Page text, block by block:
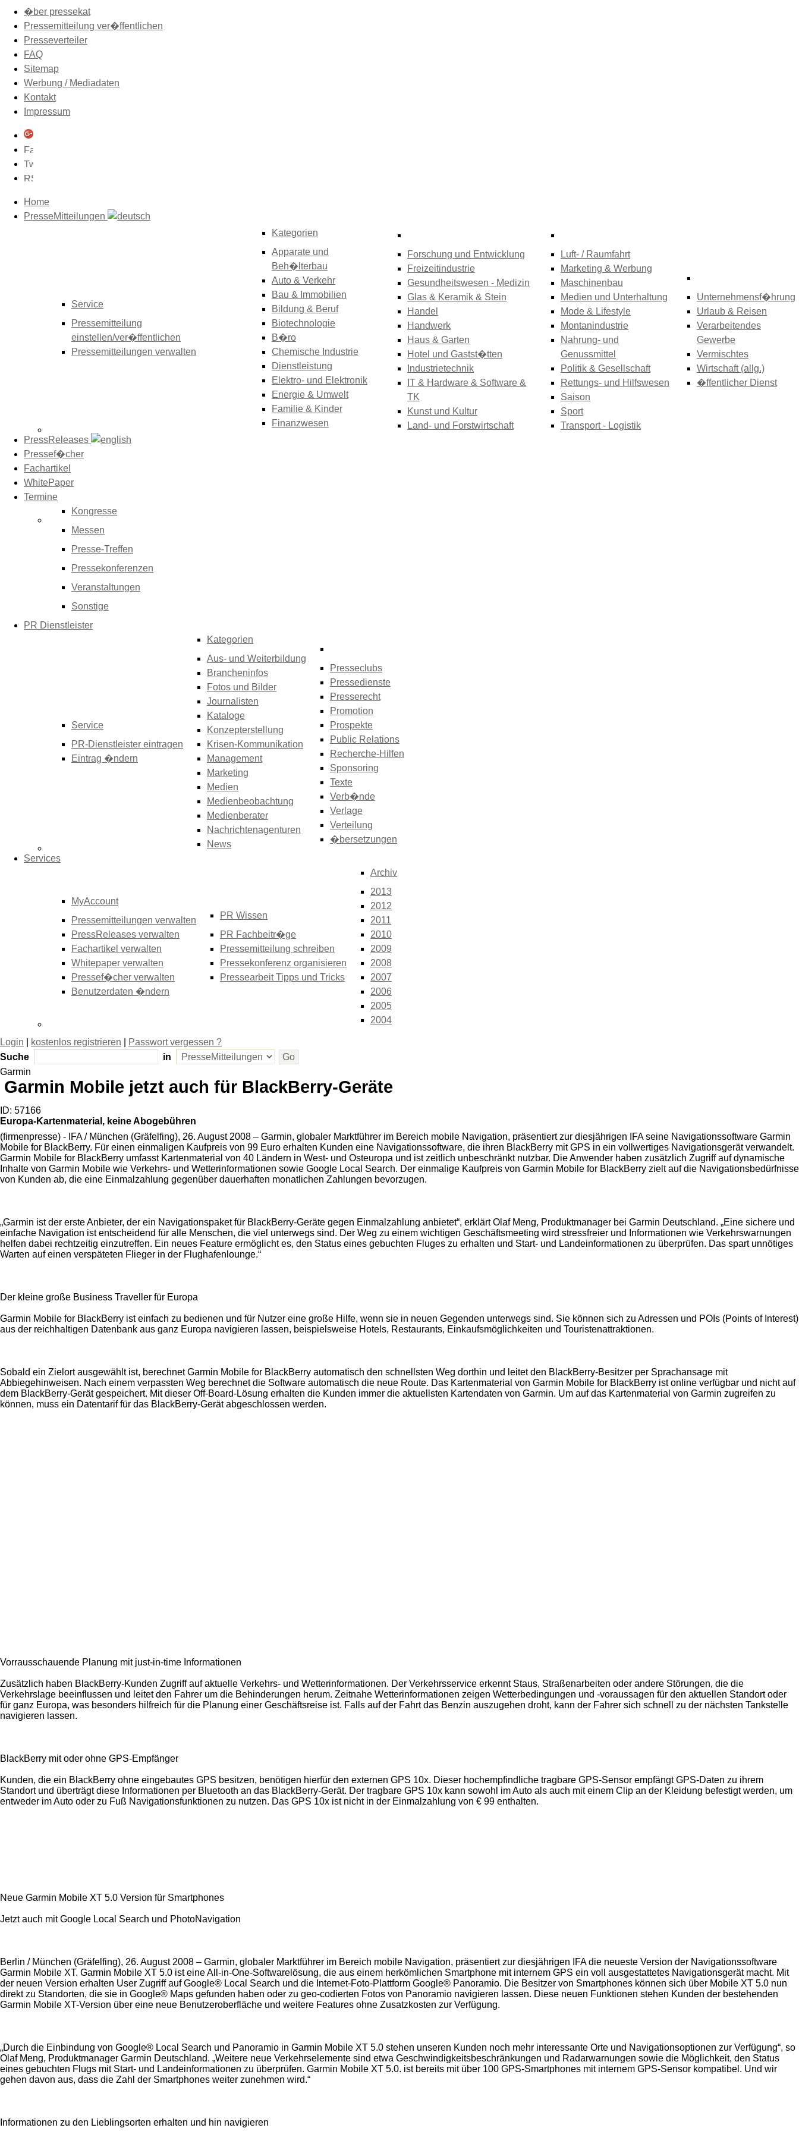
�ber pressekat
Pressemitteilung ver�ffentlichen
Presseverteiler
FAQ
Sitemap
Werbung / Mediadaten
Kontakt
Impressum
Home
PresseMitteilungen
Service
Pressemitteilung
einstellen/ver�ffentlichen
Pressemitteilungen verwalten
Kategorien
Apparate und
Beh�lterbau
Auto & Verkehr
Bau & Immobilien
Bildung & Beruf
Biotechnologie
B�ro
Chemische Industrie
Dienstleistung
Elektro- und Elektronik
Energie & Umwelt
Familie & Kinder
Finanzwesen
Forschung und Entwicklung
Freizeitindustrie
Gesundheitswesen - Medizin
Glas & Keramik & Stein
Handel
Handwerk
Haus & Garten
Hotel und Gastst�tten
Industrietechnik
IT & Hardware & Software &
TK
Kunst und Kultur
Land- und Forstwirtschaft
Luft- / Raumfahrt
Marketing & Werbung
Maschinenbau
Medien und Unterhaltung
Mode & Lifestyle
Montanindustrie
Nahrung- und
Genussmittel
Politik & Gesellschaft
Rettungs- und Hilfswesen
Saison
Sport
Transport - Logistik
Unternehmensf�hrung
Urlaub & Reisen
Verarbeitendes
Gewerbe
Vermischtes
Wirtschaft (allg.)
�ffentlicher Dienst
PressReleases
Pressef�cher
Fachartikel
WhitePaper
Termine
Kongresse
Messen
Presse-Treffen
Pressekonferenzen
Veranstaltungen
Sonstige
PR Dienstleister
Service
PR-Dienstleister eintragen
Eintrag �ndern
Kategorien
Aus- und Weiterbildung
Brancheninfos
Fotos und Bilder
Journalisten
Kataloge
Konzepterstellung
Krisen-Kommunikation
Management
Marketing
Medien
Medienbeobachtung
Medienberater
Nachrichtenagenturen
News
Presseclubs
Pressedienste
Presserecht
Promotion
Prospekte
Public Relations
Recherche-Hilfen
Sponsoring
Texte
Verb�nde
Verlage
Verteilung
�bersetzungen
Services
MyAccount
Pressemitteilungen verwalten
PressReleases verwalten
Fachartikel verwalten
Whitepaper verwalten
Pressef�cher verwalten
Benutzerdaten �ndern
PR Wissen
PR Fachbeitr�ge
Pressemitteilung schreiben
Pressekonferenz organisieren
Pressearbeit Tipps und Tricks
Archiv
2013
2012
2011
2010
2009
2008
2007
2006
2005
2004
Login kostenlos registrieren
Passwort vergessen ?
Suche
in
Garmin
Garmin Mobile jetzt auch für BlackBerry-Geräte
ID: 57166
Europa-Kartenmaterial, keine Abogebühren
(firmenpresse) - IFA / München (Gräfelfing), 26. August 2008 – Garmin, globaler Marktführer im Bereich mobile Navigation, präsentiert zur diesjährigen IFA seine Navigationssoftware Garmin
Mobile for BlackBerry. Für einen einmaligen Kaufpreis von 99 Euro erhalten Kunden eine Navigationssoftware, die ihren BlackBerry mit GPS in ein vollwertiges Navigationsgerät verwandelt.
Garmin Mobile for BlackBerry umfasst Kartenmaterial von 40 Ländern in West- und Osteuropa und ist zeitlich unbeschränkt nutzbar. Die Anwender haben zusätzlich Zugriff auf dynamische
Inhalte von Garmin Mobile wie Verkehrs- und Wetterinformationen sowie Google Local Search. Der einmalige Kaufpreis von Garmin Mobile for BlackBerry zielt auf die Navigationsbedürfnisse
von Kunden ab, die eine Einmalzahlung gegenüber dauerhaften monatlichen Zahlungen bevorzugen.
„Garmin ist der erste Anbieter, der ein Navigationspaket für BlackBerry-Geräte gegen Einmalzahlung anbietet“, erklärt Olaf Meng, Produktmanager bei Garmin Deutschland. „Eine sichere und
einfache Navigation ist entscheidend für alle Menschen, die viel unterwegs sind. Der Weg zu einem wichtigen Geschäftsmeeting wird stressfreier und Informationen wie Verkehrswarnungen
helfen dabei rechtzeitig einzutreffen. Ein neues Feature ermöglicht es, den Status eines gebuchten Fluges zu erhalten und Start- und Landeinformationen zu überprüfen. Das spart unnötiges
Warten auf einen verspäteten Flieger in der Flughafenlounge.“
Der kleine große Business Traveller für Europa
Garmin Mobile for BlackBerry ist einfach zu bedienen und für Nutzer eine große Hilfe, wenn sie in neuen Gegenden unterwegs sind. Sie können sich zu Adressen und POIs (Points of Interest)
aus der reichhaltigen Datenbank aus ganz Europa navigieren lassen, beispielsweise Hotels, Restaurants, Einkaufsmöglichkeiten und Touristenattraktionen.
Sobald ein Zielort ausgewählt ist, berechnet Garmin Mobile for BlackBerry automatisch den schnellsten Weg dorthin und leitet den BlackBerry-Besitzer per Sprachansage mit
Abbiegehinweisen. Nach einem verpassten Weg berechnet die Software automatisch die neue Route. Das Kartenmaterial von Garmin Mobile for BlackBerry ist online verfügbar und nicht auf
dem BlackBerry-Gerät gespeichert. Mit dieser Off-Board-Lösung erhalten die Kunden immer die aktuellsten Kartendaten von Garmin. Um auf das Kartenmaterial von Garmin zugreifen zu
können, muss ein Datentarif für das BlackBerry-Gerät abgeschlossen werden.
Vorrausschauende Planung mit just-in-time Informationen
Zusätzlich haben BlackBerry-Kunden Zugriff auf aktuelle Verkehrs- und Wetterinformationen. Der Verkehrsservice erkennt Staus, Straßenarbeiten oder andere Störungen, die die
Verkehrslage beeinflussen und leitet den Fahrer um die Behinderungen herum. Zeitnahe Wetterinformationen zeigen Wetterbedingungen und -voraussagen für den aktuellen Standort oder
für ganz Europa, was besonders hilfreich für die Planung einer Geschäftsreise ist. Falls auf der Fahrt das Benzin auszugehen droht, kann der Fahrer sich schnell zu der nächsten Tankstelle
navigieren lassen.
BlackBerry mit oder ohne GPS-Empfänger
Kunden, die ein BlackBerry ohne eingebautes GPS besitzen, benötigen hierfür den externen GPS 10x. Dieser hochempfindliche tragbare GPS-Sensor empfängt GPS-Daten zu ihrem
Standort und überträgt diese Informationen per Bluetooth an das BlackBerry-Gerät. Der tragbare GPS 10x kann sowohl im Auto als auch mit einem Clip an der Kleidung befestigt werden, um
entweder im Auto oder zu Fuß Navigationsfunktionen zu nutzen. Das GPS 10x ist nicht in der Einmalzahlung von € 99 enthalten.
Neue Garmin Mobile XT 5.0 Version für Smartphones
Jetzt auch mit Google Local Search und PhotoNavigation
Berlin / München (Gräfelfing), 26. August 2008 – Garmin, globaler Marktführer im Bereich mobile Navigation, präsentiert zur diesjährigen IFA die neueste Version der Navigationssoftware
Garmin Mobile XT. Garmin Mobile XT 5.0 ist eine All-in-One-Softwarelösung, die aus einem herkömlichen Smartphone mit internem GPS ein voll ausgestattetes Navigationsgerät macht. Mit
der neuen Version erhalten User Zugriff auf Google® Local Search und die Internet-Foto-Plattform Google® Panoramio. Die Besitzer von Smartphones können sich über Mobile XT 5.0 nun
direkt zu Standorten, die sie in Google® Maps gefunden haben oder zu geo-codierten Fotos von Panoramio navigieren lassen. Diese neuen Funktionen stehen Kunden der bestehenden
Garmin Mobile XT-Version über eine neue Benutzeroberfläche und weitere Features ohne Zusatzkosten zur Verfügung.
„Durch die Einbindung von Google® Local Search und Panoramio in Garmin Mobile XT 5.0 stehen unseren Kunden noch mehr interessante Orte und Navigationsoptionen zur Verfügung“, so
Olaf Meng, Produktmanager Garmin Deutschland. „Weitere neue Verkehrselemente sind etwa Geschwindigkeitsbeschränkungen und Radarwarnungen sowie die Möglichkeit, den Status
eines gebuchten Flugs mit Start- und Landeinformationen zu überprüfen. Garmin Mobile XT 5.0. ist bereits mit über 100 GPS-Smartphones mit internem GPS-Sensor kompatibel. Und wir
gehen davon aus, dass die Zahl der Smartphones weiter zunehmen wird.“
Informationen zu den Lieblingsorten erhalten und hin navigieren